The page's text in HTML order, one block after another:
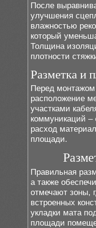
После
улучшения
влажностью
который
Толщина
плотности
Разметка и
Перед монтажом
расположение
участками
коммуникаций –
расход
площади.
Правильная
а также
отмечают зоны,
встроенных
укладки мата
площади